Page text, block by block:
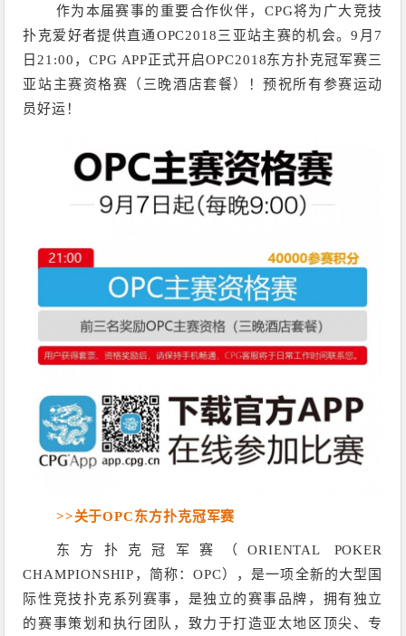
作为本届赛事的重要合作伙伴，CPG将为广大竞技
扑克爱好者提供直通OPC2018三亚站主赛的机会。9月7
日21:00，CPG APP正式开启OPC2018东方扑克冠军赛三
亚站主赛资格赛（三晚酒店套餐）！预祝所有参赛运动
员好运！
>>关于OPC东方扑克冠军赛
东方扑克冠军赛（ORIENTAL POKER
CHAMPIONSHIP，简称：OPC），是一项全新的大型国
际性竞技扑克系列赛事，是独立的赛事品牌，拥有独立
的赛事策划和执行团队，致力于打造亚太地区顶尖、专